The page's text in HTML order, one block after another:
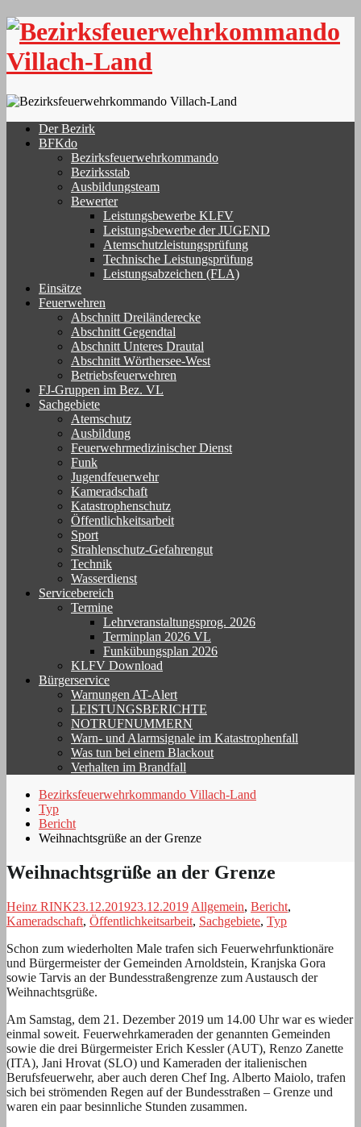
Skip
content
Der Bezirk
BFKdo
Bezirksfeuerwehrkommando
Bezirksstab
Ausbildungsteam
Bewerter
Leistungsbewerbe KLFV
Leistungsbewerbe der JUGEND
Atemschutzleistungsprüfung
Technische Leistungsprüfung
Leistungsabzeichen (FLA)
Einsätze
Feuerwehren
Abschnitt Dreiländerecke
Abschnitt Gegendtal
Abschnitt Unteres Drautal
Abschnitt Wörthersee-West
Betriebsfeuerwehren
FJ-Gruppen im Bez. VL
Sachgebiete
Atemschutz
Ausbildung
Feuerwehrmedizinischer Dienst
Funk
Jugendfeuerwehr
Kameradschaft
Katastrophenschutz
Öffentlichkeitsarbeit
Sport
Strahlenschutz-Gefahrengut
Technik
Wasserdienst
Servicebereich
Termine
Lehrveranstaltungsprog. 2026
Terminplan 2026 VL
Funkübungsplan 2026
KLFV Download
Bürgerservice
Warnungen AT-Alert
LEISTUNGSBERICHTE
NOTRUFNUMMERN
Warn- und Alarmsignale im Katastrophenfall
Was tun bei einem Blackout
Verhalten im Brandfall
Bezirksfeuerwehrkommando Villach-Land
Typ
Bericht
Weihnachtsgrüße an der Grenze
Weihnachtsgrüße an der Grenze
Heinz RINK23.12.201923.12.2019 Allgemein, Bericht,
Kameradschaft, Öffentlichkeitsarbeit, Sachgebiete, Typ
Schon zum wiederholten Male trafen sich Feuerwehrfunktionäre
und Bürgermeister der Gemeinden Arnoldstein, Kranjska Gora
sowie Tarvis an der Bundesstraßengrenze zum Austausch der
Weihnachtsgrüße.
Am Samstag, dem 21. Dezember 2019 um 14.00 Uhr war es wieder
einmal soweit. Feuerwehrkameraden der genannten Gemeinden
sowie die drei Bürgermeister Erich Kessler (AUT), Renzo Zanette
(ITA), Jani Hrovat (SLO) und Kameraden der italienischen
Berufsfeuerwehr, aber auch deren Chef Ing. Alberto Maiolo, trafen
sich bei strömenden Regen auf der Bundesstraßen – Grenze und
waren ein paar besinnliche Stunden zusammen.